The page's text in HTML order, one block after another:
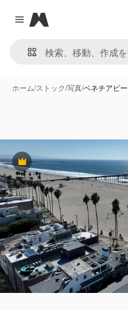
Close menu
Magnific
ホーム/ストック/写真/ベネチアビ
Premium